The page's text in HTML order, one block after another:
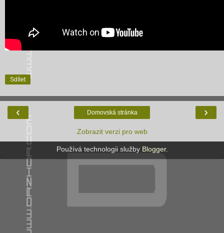
Sdílet
‹ ›
Domovská stránka
Zobrazit verzi pro web
Používá technologii služby Blogger.